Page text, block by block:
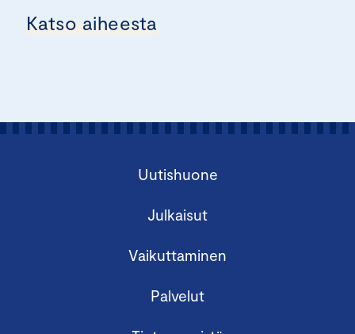
Katso aiheesta
Uutishuone
Julkaisut
Vaikuttaminen
Palvelut